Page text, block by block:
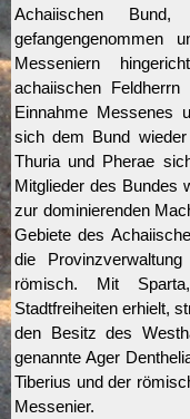
Achaiischen
Messeniern
achaiischen
Einnahme Messenes
sich dem Bund
Thuria und Pherae
Mitglieder des Bundes
zur dominierenden
Gebiete des
die
römisch. Mit
Stadtfreiheiten erhielt,
den Besitz des
genannte Ager
Tiberius und der
Messenier.